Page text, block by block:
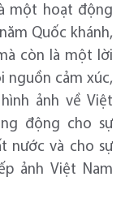
một hoạt động
Quốc khánh,
còn là một lời
nguồn cảm xúc,
ảnh về Việt
động cho sự
nước và cho sự
ảnh Việt Nam